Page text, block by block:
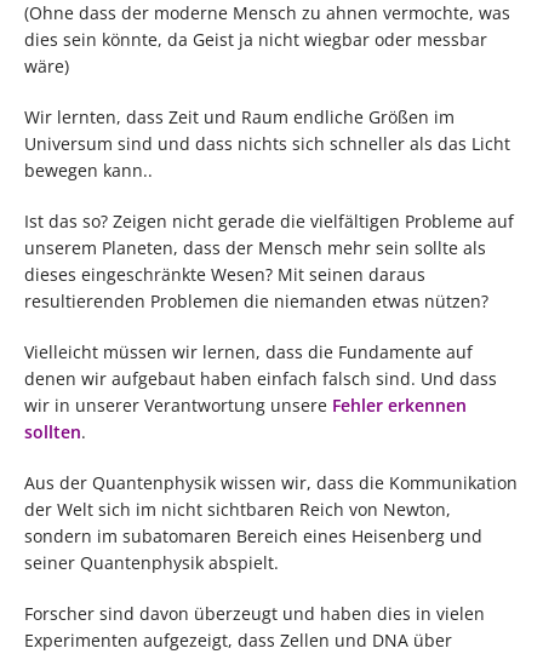
(Ohne dass der moderne Mensch zu ahnen vermochte, was
dies sein könnte, da Geist ja nicht wiegbar oder messbar
wäre)
Wir lernten, dass Zeit und Raum endliche Größen im
Universum sind und dass nichts sich schneller als das Licht
bewegen kann..
Ist das so? Zeigen nicht gerade die vielfältigen Probleme auf
unserem Planeten, dass der Mensch mehr sein sollte als
dieses eingeschränkte Wesen? Mit seinen daraus
resultierenden Problemen die niemanden etwas nützen?
Vielleicht müssen wir lernen, dass die Fundamente auf
denen wir aufgebaut haben einfach falsch sind. Und dass
wir in unserer Verantwortung unsere Fehler erkennen
sollten.
Aus der Quantenphysik wissen wir, dass die Kommunikation
der Welt sich im nicht sichtbaren Reich von Newton,
sondern im subatomaren Bereich eines Heisenberg und
seiner Quantenphysik abspielt.
Forscher sind davon überzeugt und haben dies in vielen
Experimenten aufgezeigt, dass Zellen und DNA über